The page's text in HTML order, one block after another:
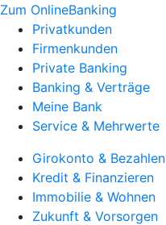
Zum OnlineBanking
Privatkunden
Firmenkunden
Private Banking
Banking & Verträge
Meine Bank
Service & Mehrwerte
Girokonto & Bezahlen
Kredit & Finanzieren
Immobilie & Wohnen
Zukunft & Vorsorgen